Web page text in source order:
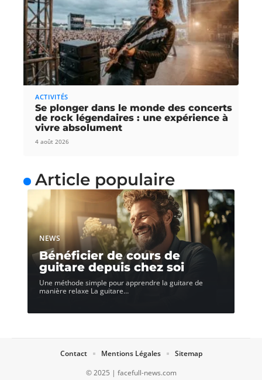
ACTIVITÉS
Se plonger dans le monde des concerts
de rock légendaires : une expérience à
vivre absolument
4 août 2026
Article populaire
NEWS
Bénéficier de cours de
guitare depuis chez soi
Une méthode simple pour apprendre la guitare de
manière relaxe La guitare…
© 2025 | facefull-news.com
Contact Mentions Légales Sitemap